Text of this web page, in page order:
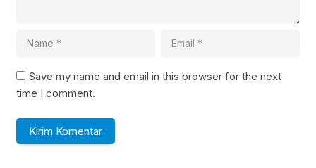
Save my name and email in this browser for the next
time I comment.